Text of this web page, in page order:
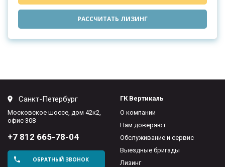
РАССЧИТАТЬ ЛИЗИНГ
Санкт-Петербург
Московское шоссе, дом 42к2,
офис 308
+7 812 665-78-04
ОБРАТНЫЙ ЗВОНОК
ГК Вертикаль
О компании
Нам доверяют
Обслуживание и сервис
Выездные бригады
Лизинг